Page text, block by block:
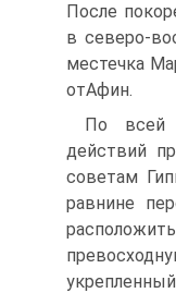
После
в северо-
местечка
отАфин.
По всей
действий
советам
равнине